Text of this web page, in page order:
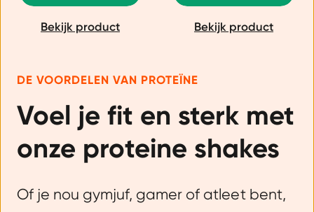
Bekijk product Bekijk product
DE VOORDELEN VAN PROTEÏNE
Voel je fit en sterk met
onze proteine shakes
Of je nou gymjuf, gamer of atleet bent,